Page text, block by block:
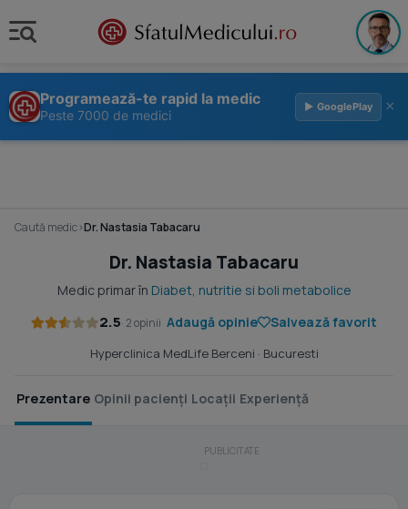
Programează-te rapid la medic
Peste 7000 de medici
▶ GooglePlay ×
Caută medic›Dr. Nastasia Tabacaru
Dr. Nastasia Tabacaru
Medic primar în Diabet, nutritie si boli metabolice
2.5· 2 opinii Adaugă opinie Salvează favorit
Hyperclinica MedLife Berceni · Bucuresti
Prezentare Opinii pacienți Locații Experiență